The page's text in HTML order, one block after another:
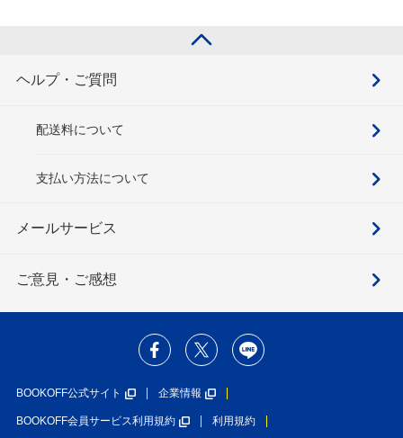
ヘルプ・ご質問
配送料について
支払い方法について
メールサービス
ご意見・ご感想
BOOKOFF公式サイト 企業情報
BOOKOFF会員サービス利用規約 利用規約